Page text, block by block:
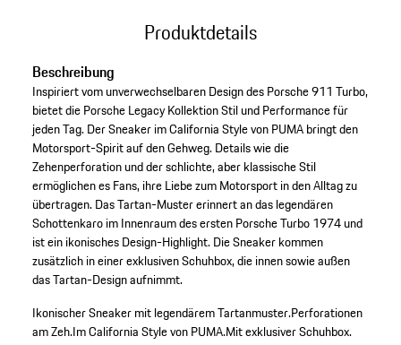
Produktdetails
Beschreibung
Inspiriert vom unverwechselbaren Design des Porsche 911 Turbo,
bietet die Porsche Legacy Kollektion Stil und Performance für
jeden Tag. Der Sneaker im California Style von PUMA bringt den
Motorsport-Spirit auf den Gehweg. Details wie die
Zehenperforation und der schlichte, aber klassische Stil
ermöglichen es Fans, ihre Liebe zum Motorsport in den Alltag zu
übertragen. Das Tartan-Muster erinnert an das legendären
Schottenkaro im Innenraum des ersten Porsche Turbo 1974 und
ist ein ikonisches Design-Highlight. Die Sneaker kommen
zusätzlich in einer exklusiven Schuhbox, die innen sowie außen
das Tartan-Design aufnimmt.
Ikonischer Sneaker mit legendärem Tartanmuster.Perforationen
am Zeh.Im California Style von PUMA.Mit exklusiver Schuhbox.